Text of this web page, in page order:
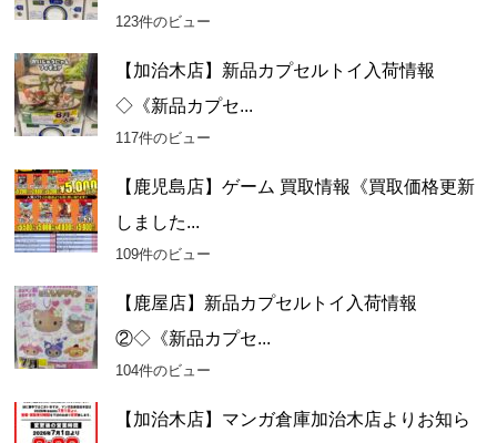
123件のビュー
【加治木店】新品カプセルトイ入荷情報
◇《新品カプセ...
117件のビュー
【鹿児島店】ゲーム 買取情報《買取価格更新
しました...
109件のビュー
【鹿屋店】新品カプセルトイ入荷情報
②◇《新品カプセ...
104件のビュー
【加治木店】マンガ倉庫加治木店よりお知ら